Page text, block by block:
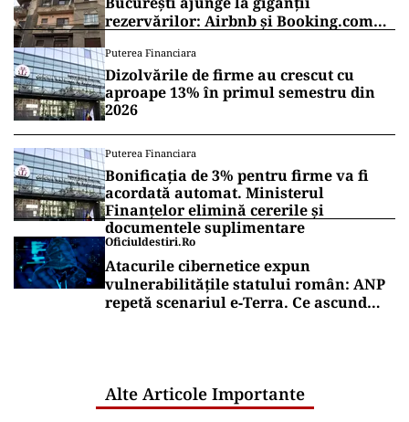
rezervărilor: Airbnb și Booking.com
Puterea Financiara
Dizolvările de firme au crescut cu
aproape 13% în primul semestru din
2026
Puterea Financiara
Bonificația de 3% pentru firme va fi
acordată automat. Ministerul
Finanțelor elimină cererile și
documentele suplimentare
Oficiuldestiri.ro
Atacurile cibernetice expun
vulnerabilitățile statului român: ANP
repetă scenariul e‑Terra. Ce ascund
Alte Articole Importante